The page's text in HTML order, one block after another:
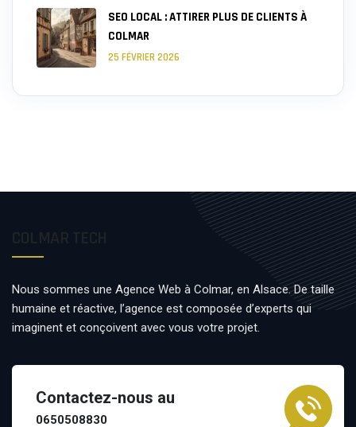
SEO LOCAL : ATTIRER PLUS DE CLIENTS À
COLMAR
25 FÉVRIER 2026
Nous sommes une Agence Web à Colmar, en Alsace. De taille
humaine et réactive, l’agence est composée d’experts qui
imaginent et conçoivent avec vous votre projet.
Contactez-nous au
0650508830